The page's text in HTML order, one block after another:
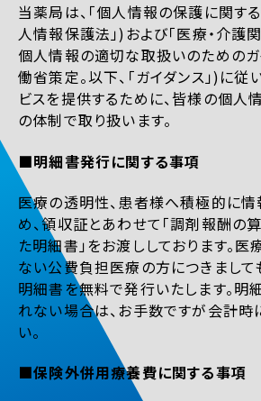
当薬局は、「個人情報の保護に関する
人情報保護法」)および「医療・介護
個人情報の適切な取扱いのためのガ
働省策定。以下、「ガイダンス」)に従
ビスを提供するために、皆様の個人
の体制で取り扱います。
■明細書発行に関する事項
医療の透明性、患者様へ積極的に
め、領収証とあわせて「調剤報酬の
た明細書」をお渡ししております。
ない公費負担医療の方につきまして
明細書を無料で発行いたします。明
れない場合は、お手数ですが会計時
い。
■保険外併用療養費に関する事項